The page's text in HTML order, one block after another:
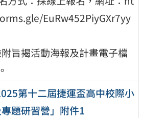
EuRw452PiyGXr7yy
旨揭活動海報及計畫電子檔
第十二屆捷運盃高中校際小
題研習營」附件1